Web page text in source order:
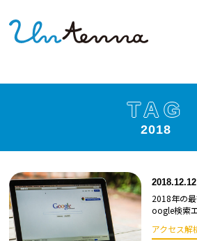
TAG
2018
2018.12.12
2018年の
oogle検索
アクセス解